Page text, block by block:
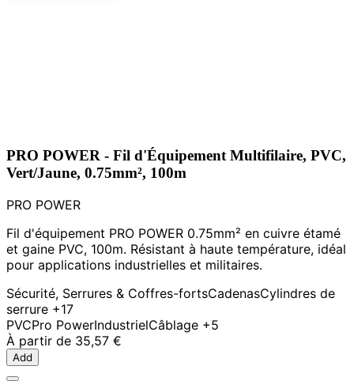
PRO POWER - Fil d'Équipement Multifilaire, PVC,
Vert/Jaune, 0.75mm², 100m
PRO POWER
Fil d'équipement PRO POWER 0.75mm² en cuivre étamé
et gaine PVC, 100m. Résistant à haute température, idéal
pour applications industrielles et militaires.
Sécurité, Serrures & Coffres-fortsCadenasCylindres de
serrure +17
PVCPro PowerIndustrielCâblage +5
À partir de 35,57 €
Add